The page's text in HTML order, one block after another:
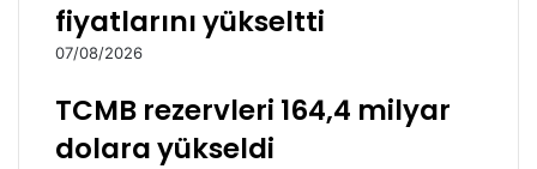
fiyatlarını yükseltti
07/08/2026
TCMB rezervleri 164,4 milyar
dolara yükseldi